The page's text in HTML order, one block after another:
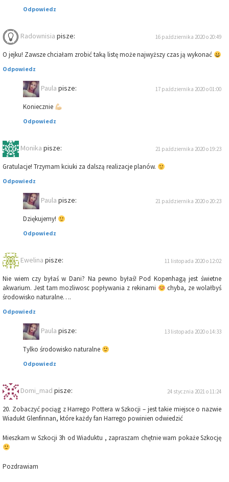
Odpowiedz
Radownisia pisze: 16 października 2020 o 20:49
O jejku! Zawsze chciałam zrobić taką listę może najwyższy czas ją wykonać
Odpowiedz
Paula pisze: 17 października 2020 o 01:00
Koniecznie
Odpowiedz
Monika pisze: 21 października 2020 o 19:23
Gratulacje! Trzymam kciuki za dalszą realizacje planów.
Odpowiedz
Paula pisze: 21 października 2020 o 20:23
Dziękujemy!
Odpowiedz
Ewelina pisze: 11 listopada 2020 o 12:02
Nie wiem czy byłaś w Dani? Na pewno byłaś! Pod Kopenhagą jest świetne
akwarium. Jest tam mozliwosc popływania z rekinami
chyba, ze wolałbyś
środowisko naturalne….
Odpowiedz
Paula pisze: 13 listopada 2020 o 14:33
Tylko środowisko naturalne
Odpowiedz
Domi_mad pisze: 24 stycznia 2021 o 11:24
20. Zobaczyć pociąg z Harrego Pottera w Szkocji – jest takie miejsce o nazwie
Wiadukt Glenfinnan, które każdy fan Harrego powinien odwiedzić
Mieszkam w Szkocji 3h od Wiaduktu , zapraszam chętnie wam pokaże Szkocję
Pozdrawiam